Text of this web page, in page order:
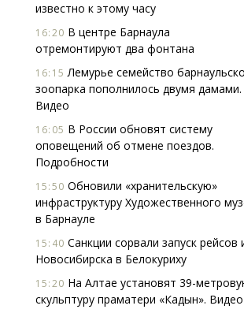
известно к этому часу
16:20 В центре Барнаула
отремонтируют два фонтана
16:15 Лемурье семейство
зоопарка пополнилось двумя дамами.
Видео
16:05 В России обновят систему
оповещений об отмене поездов.
Подробности
15:50 Обновили «хранительскую»
инфраструктуру Художественного
в Барнауле
15:40 Санкции сорвали запуск рейсов
Новосибирска в Белокуриху
15:20 На Алтае установят 39-
скульптуру праматери «Кадын». Видео